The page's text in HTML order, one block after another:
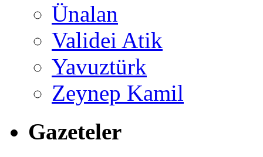
Ünalan
Validei Atik
Yavuztürk
Zeynep Kamil
Gazeteler